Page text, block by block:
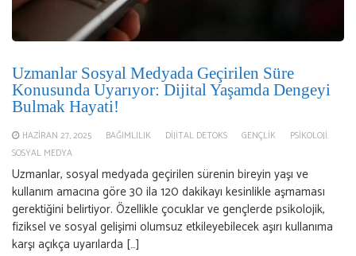
Uzmanlar Sosyal Medyada Geçirilen Süre
Konusunda Uyarıyor: Dijital Yaşamda Dengeyi
Bulmak Hayati!
HAZIRAN 27, 2025 BAĞIMLILIK DIJITAL DETOKS GENÇLIK
PSIKOLOJI.
SOSYAL MEDYA
Uzmanlar, sosyal medyada geçirilen sürenin bireyin yaşı ve
kullanım amacına göre 30 ila 120 dakikayı kesinlikle aşmaması
gerektiğini belirtiyor. Özellikle çocuklar ve gençlerde psikolojik,
fiziksel ve sosyal gelişimi olumsuz etkileyebilecek aşırı kullanıma
karşı açıkça uyarılarda […]